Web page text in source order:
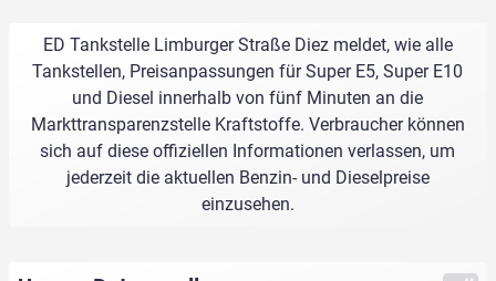
ED Tankstelle Limburger Straße Diez meldet, wie alle
Tankstellen, Preisanpassungen für Super E5, Super E10
und Diesel innerhalb von fünf Minuten an die
Markttransparenzstelle Kraftstoffe. Verbraucher können
sich auf diese offiziellen Informationen verlassen, um
jederzeit die aktuellen Benzin- und Dieselpreise
einzusehen.